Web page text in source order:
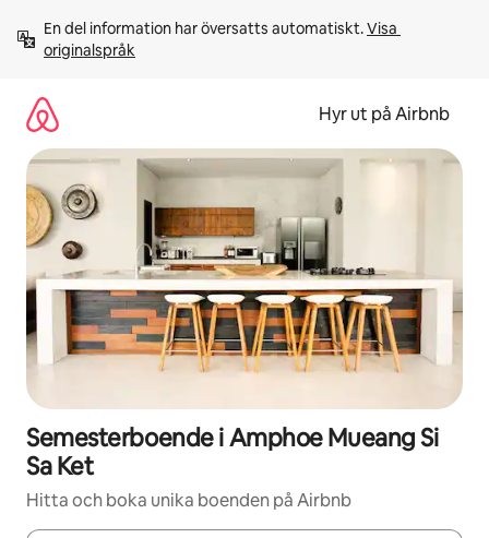
innehåll
En del information har översatts automatiskt. Visa
originalspråk
Hyr ut på Airbnb
Semesterboende i Amphoe Mueang Si
Sa Ket
Hitta och boka unika boenden på Airbnb